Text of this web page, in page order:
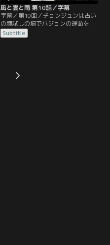
風と雲と雨 第10話／字幕
字幕／第10回／チョンジュンは占い
の腕試しの場でハジョンの運命を占
い、一番を勝ち取る。ハジョンは賞
金を与えようとするが、チョンジュ
一族は国王の意向を無視し、施設は
結局取り壊されることに。現場に駆
Subtitle